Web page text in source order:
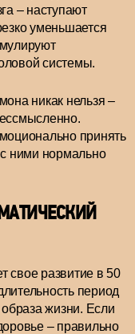
– наступают
уменьшается
системы.
никак нельзя –
принять
ними нормально
свое развитие в 50
период
образа жизни. Если
– правильно